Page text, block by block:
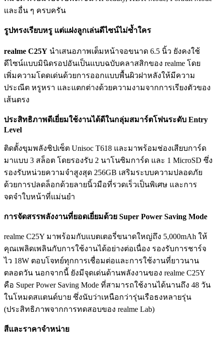
และอื่น ๆ ครบครัน
รูปทรงเรียบหรู แต่แฝงลูกเล่นดีไซน์ไม่ซ้ำใคร
realme C25Y นำเสนอภาพเต็มหน้าจอขนาด 6.5 นิ้ว ยังคงใช้
ดีไซน์แบบมินิดรอปอันเป็นแบบฉบับคลาสสิกของ realme โดย
เพิ่มความโดดเด่นด้วยการออกแบบพื้นผิวฝาหลังให้มีความ
ประณีต หรูหรา และแตกต่างด้วยความงามจากการเรียงตัวของ
เส้นตรง
ประสิทธิภาพดีเยี่ยมใช้งานได้ดีในกลุ่มสมาร์ตโฟนระดับ Entry
Level
ติดตั้งขุมพลังชิปเซ็ต Unisoc T618 และมาพร้อมช่องเสียบการ์ด
มาแบบ 3 สล็อต โดยรองรับ 2 นาโนซิมการ์ด และ 1 MicroSD ซึ่ง
รองรับหน่วยความจำสูงสุด 256GB เสริมระบบความปลอดภัย
ด้วยการปลดล็อกด้วยลายนิ้วมือที่รวดเร็วเป็นพิเศษ และการ
จดจำใบหน้าที่แม่นยำ
การจัดสรรพลังงานที่ยอดเยี่ยมด้วย Super Power Saving Mode
realme C25Y มาพร้อมกับแบตเตอรี่ขนาดใหญ่ถึง 5,000mAh ให้
คุณเพลิดเพลินกับการใช้งานได้อย่างต่อเนื่อง รองรับการชาร์จ
ไว 18W ตอบโจทย์ทุกการเชื่อมต่อและการใช้งานที่ยาวนาน
ตลอดวัน นอกจากนี้ ยังมีจุดเด่นด้านพลังงานของ realme C25Y
คือ Super Power Saving Mode ที่สามารถใช้งานได้นานถึง 48 วัน
ในโหมดสแตนด์บาย ซึ่งนับว่าเหนือกว่ารุ่นเรือธงหลายรุ่น
(ประสิทธิภาพจากการทดสอบของ realme Lab)
สีและราคาจำหน่าย